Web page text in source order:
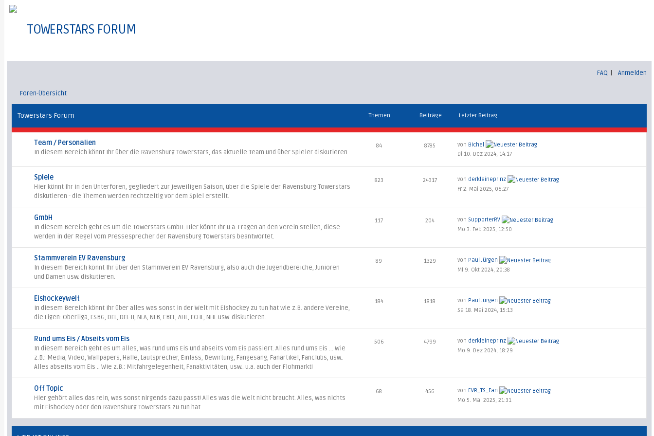
TOWERSTARS FORUM
FAQ Anmelden
Foren-Übersicht
Towerstars Forum Themen Beiträge Letzter Beitrag
Team / Personalien
In diesem Bereich könnt Ihr über die Ravensburg Towerstars, das aktuelle Team und über Spieler diskutieren.
84 8785 von Bichel
Di 10. Dez 2024, 14:17
Spiele
Hier könnt Ihr in den Unterforen, gegliedert zur jeweiligen Saison, über die Spiele der Ravensburg Towerstars
diskutieren - die Themen werden rechtzeitig vor dem Spiel erstellt.
823 24317 von derkleineprinz
Fr 2. Mai 2025, 06:27
GmbH
In diesem Bereich geht es um die Towerstars GmbH. Hier könnt Ihr u.a. Fragen an den Verein stellen, diese
werden in der Regel vom Pressesprecher der Ravensburg Towerstars beantwortet.
117 204 vonSupporterRV
Mo 3. Feb 2025, 12:50
Stammverein EV Ravensburg
In diesem Bereich könnt Ihr über den Stammverein EV Ravensburg, also auch die Jugendbereiche, Junioren
und Damen usw. diskutieren.
89 1329 von Paul Jürgen
Mi 9. Okt 2024, 20:38
Eishockeywelt
In diesem Bereich könnt Ihr über alles was sonst in der Welt mit Eishockey zu tun hat wie z.B. andere Vereine,
die Ligen: Oberliga, ESBG, DEL, DEL-II, NLA, NLB, EBEL, AHL, ECHL, NHL usw. diskutieren.
184 1818 von Paul Jürgen
Sa 18. Mai 2024, 15:13
Rund ums Eis / Abseits vom Eis
In diesem Bereich geht es um alles, was rund ums Eis und abseits vom Eis passiert. Alles rund ums Eis ... Wie
z.B.: Media, Video, Wallpapers, Halle, Lautsprecher, Einlass, Bewirtung, Fangesang, Fanartikel, Fanclubs, usw..
Alles abseits vom Eis .. Wie z.B.: Mitfahrgelegenheit, Fanaktivitäten, usw.. u.a. auch der Flohmarkt!
506 4799 von derkleineprinz
Mo 9. Dez 2024, 18:29
Off Topic
Hier gehört alles das rein, was sonst nirgends dazu passt! Alles was die Welt nicht braucht. Alles, was nichts
mit Eishockey oder den Ravensburg Towerstars zu tun hat.
68 456 von EVR_TS_Fan
Mo 5. Mai 2025, 21:31